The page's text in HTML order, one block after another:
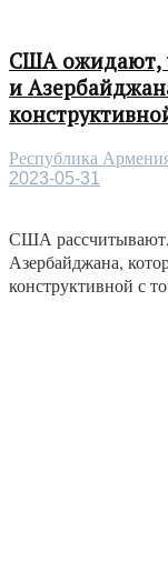
США ожидают,
и
Республика
2023-05-31
США рассчитывают,
Азербайджана,
конструктивной с